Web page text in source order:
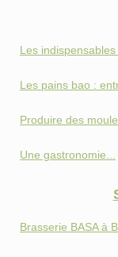
Les indispensables
Les pains bao :
Produire des
Une gastronomie...
Brasserie BASA à